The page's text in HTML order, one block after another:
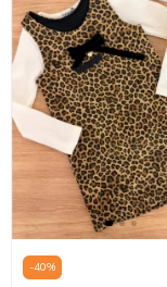
-40%